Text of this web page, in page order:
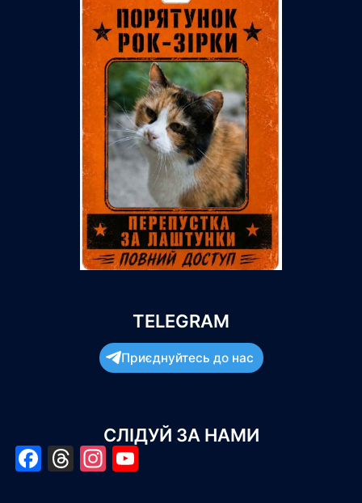
TELEGRAM
Приєднуйтесь до нас
СЛІДУЙ ЗА НАМИ
Facebook
Threads
Instagram